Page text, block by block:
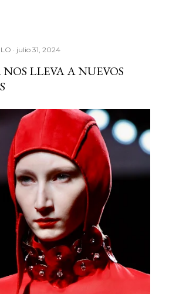
julio 31, 2024
LLEVA A NUEVOS